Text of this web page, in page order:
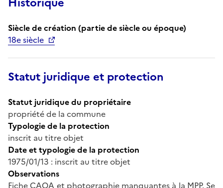
Siècle de création (partie de siècle ou époque)
18e siècle
Statut juridique et protection
Statut juridique du propriétaire
propriété de la commune
Typologie de la protection
inscrit au titre objet
Date et typologie de la protection
1975/01/13 : inscrit au titre objet
Observations
Fiche CAOA et photographie manquantes à la MPP. Se